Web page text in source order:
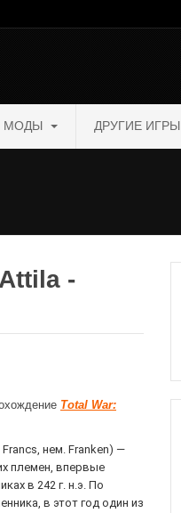
МОДЫ ДРУГИЕ ИГРЫ
-
Total War:
нем. Franken) —
племен, впервые
в 242 г. н.э. По
в этот год один из